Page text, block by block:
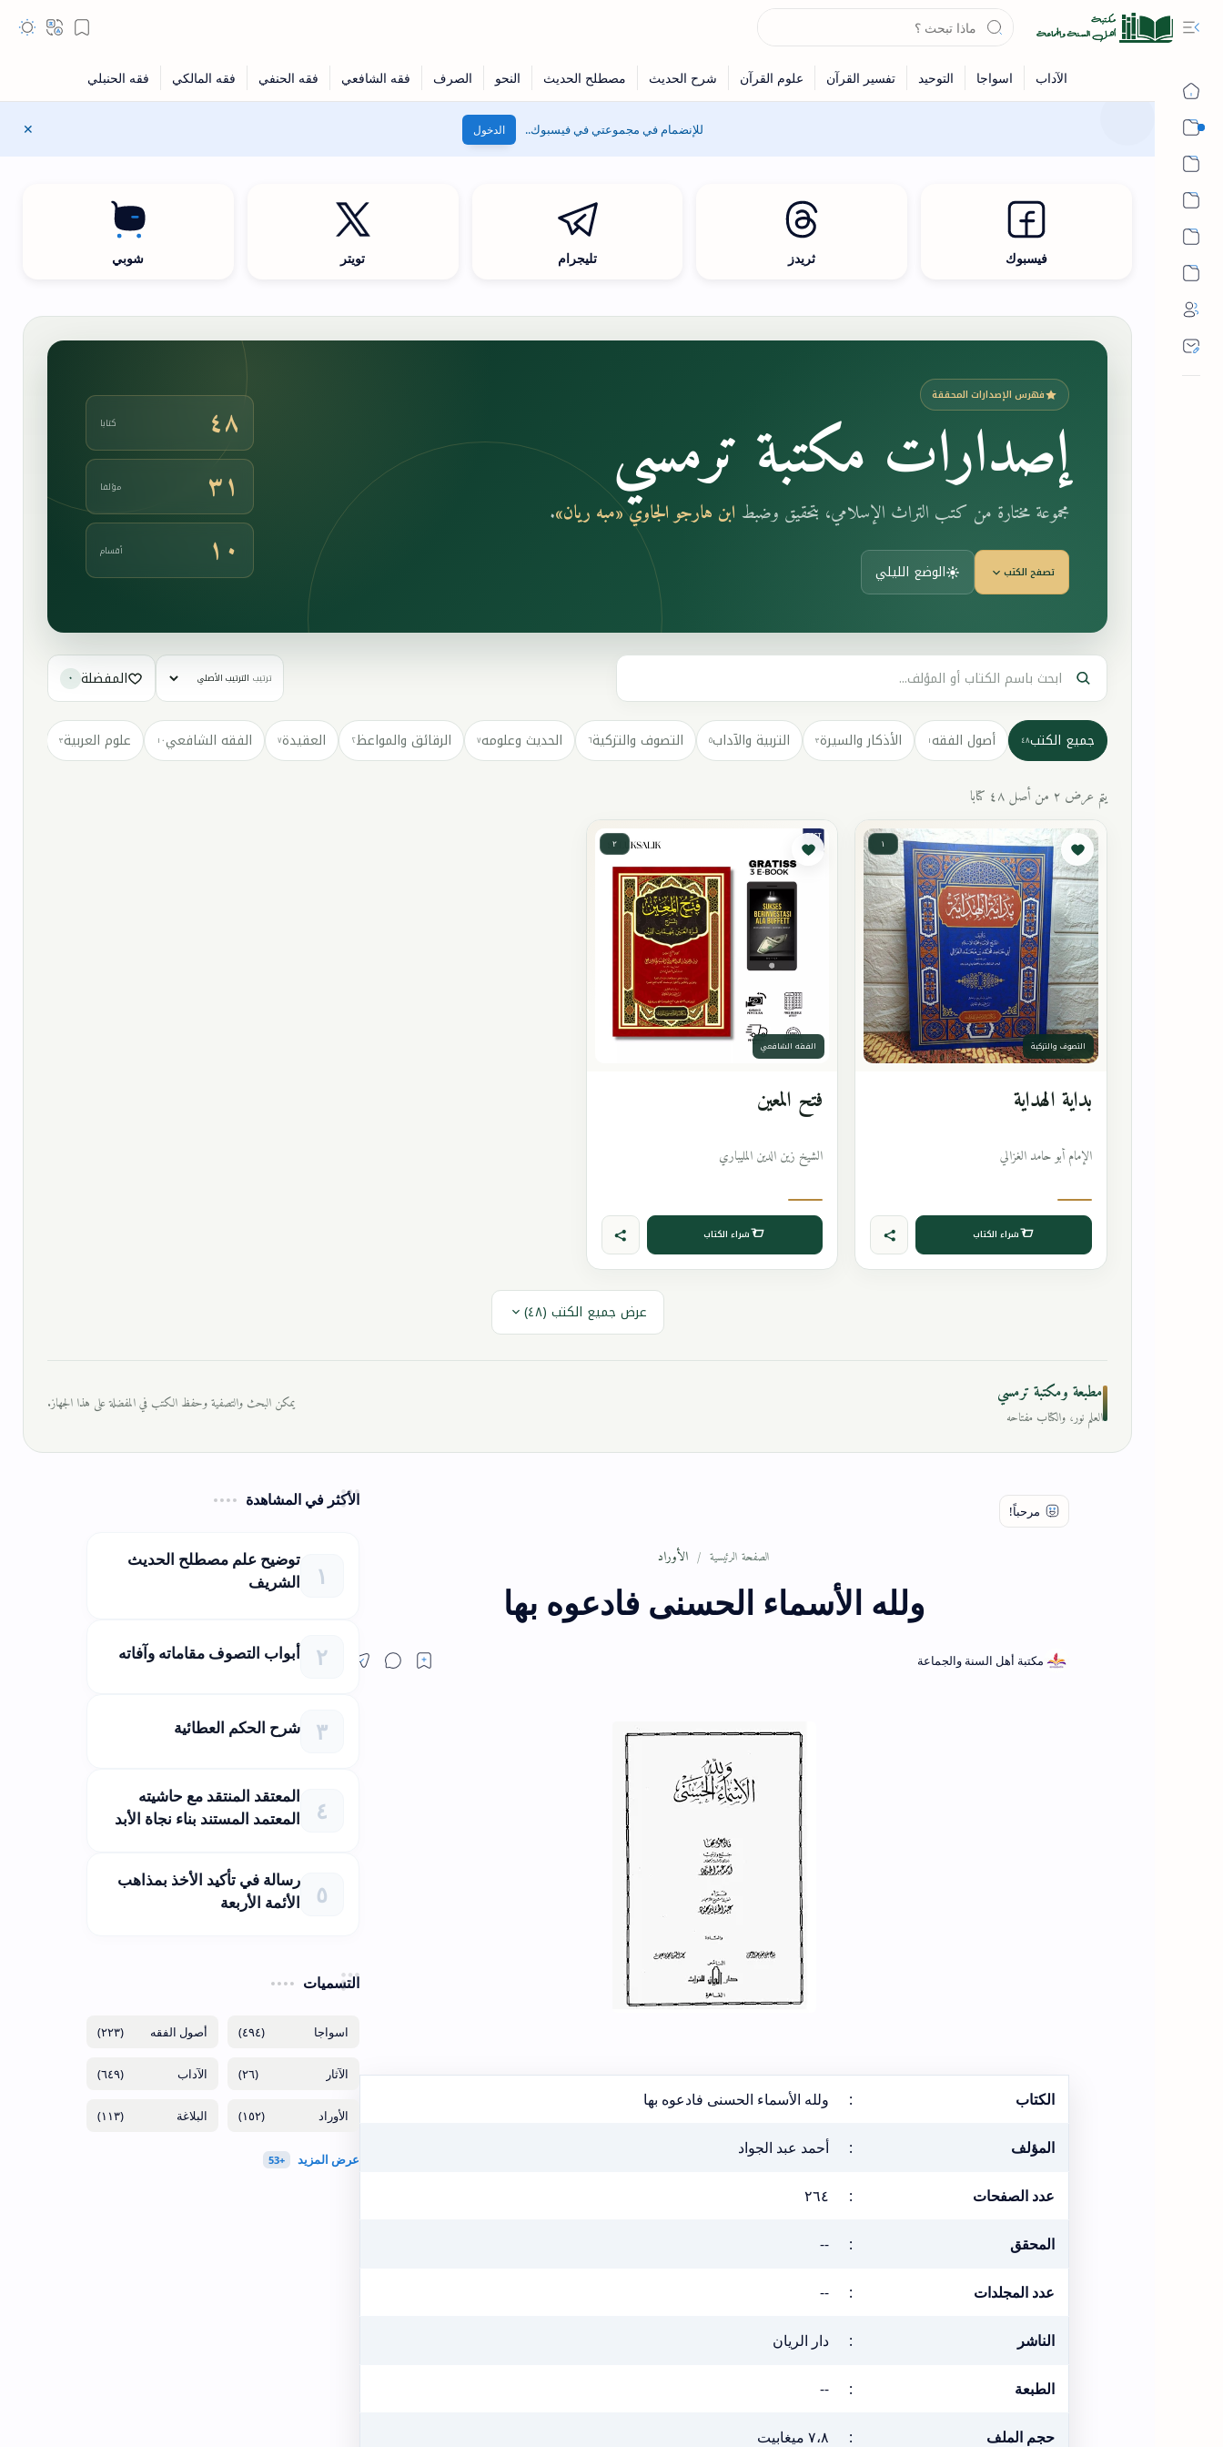
للإنضمام في مجموعتي في فيسبوك.. الدخول
فيسبوك ثريدز تليجرام تويتر شوبي
فهرس الإصدارات المحققة
إصدارات مكتبة ترمسي
مجموعة مختارة من كتب التراث الإسلامي، بتحقيق وضبط ابن هارجو الجاوي «مبه ريان».
تصفح الكتب الوضع الليلي
٤٨ كتابا
٣١ مؤلفا
١٠ أقسام
ترتيب المفضلة ٠
جميع الكتب٤٨ أصول الفقه١ الأذكار والسيرة٣ التربية والآداب٥ التصوف والتزكية٦ الحديث وعلومه٧ الرقائق والمواعظ٢ العقيدة٧ الفقه الشافعي١٠ علوم العربية٣
يتم عرض ٢ من أصل ٤٨ كتابا
١
التصوف والتزكية
بداية الهداية
الإمام أبو حامد الغزالي
شراء الكتاب
٢
الفقه الشافعي
فتح المعين
الشيخ زين الدين المليباري
شراء الكتاب
عرض جميع الكتب (٤٨)
مطبعة ومكتبة ترمسي
العلم نور، والكتاب مفتاحه
يمكن البحث والتصفية وحفظ الكتب في المفضلة على هذا الجهاز.
الصفحة الرئيسية الأوراد
ولله الأسماء الحسنى فادعوه بها
الكتاب : ولله الأسماء الحسنى فادعوه بها
المؤلف : أحمد عبد الجواد
عدد الصفحات : ٢٦٤
المحقق :
--
عدد المجلدات :
--
الناشر : دار الريان
الطبعة :
--
حجم الملف : ٧،٨ ميغابيت
الأكثر في المشاهدة
توضيح علم مصطلح الحديث
الشريف
أبواب التصوف مقاماته وآفاته
شرح الحكم العطائية
المعتقد المنتقد مع حاشيته
المعتمد المستند بناء نجاة الأبد
رسالة في تأكيد الأخذ بمذاهب
الأئمة الأربعة
التسميات
(٤٩٤) (٢٢٣)
(٢٦) (٦٤٩)
(١٥٢) (١١٣)